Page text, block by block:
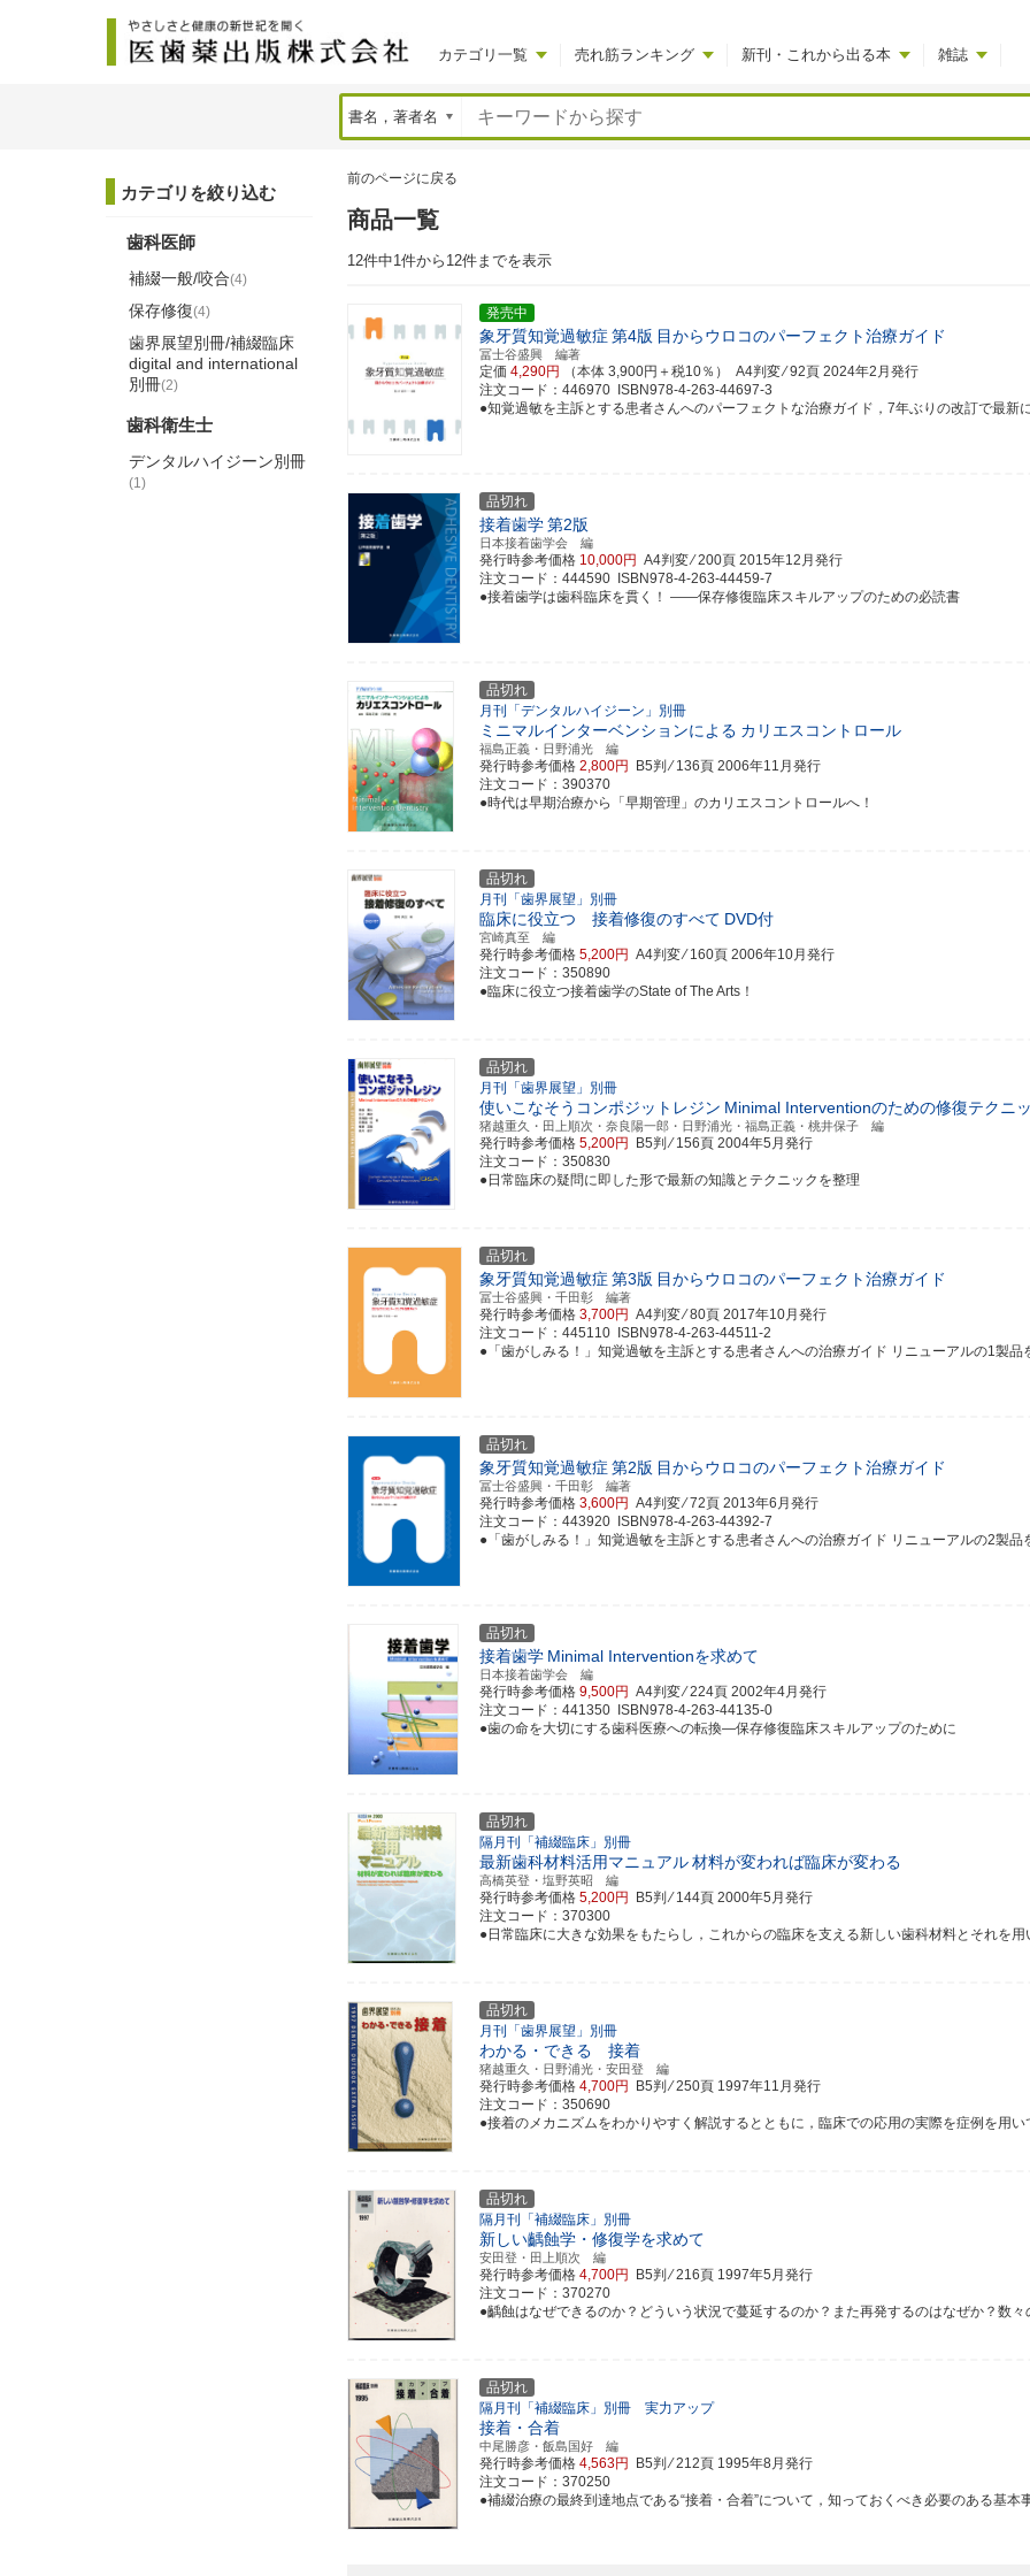
カテゴリ一覧 売れ筋ランキング 新刊・これから出る本 雑誌
前のページに戻る
商品一覧
12件中1件から12件までを表示
発売中
象牙質知覚過敏症 第4版 目からウロコのパーフェクト治療ガイド
冨士谷盛興 編著
定価 4,290円 （本体 3,900円＋税10％） A4判変 ⁄ 92頁 2024年2月発行
注文コード：446970 ISBN978-4-263-44697-3
●知覚過敏を主訴とする患者さんへのパーフェクトな治療ガイド，7年ぶりの改訂で最新
品切れ
接着歯学第2版
日本接着歯学会 編
発行時参考価格 10,000円 A4判変 ⁄ 200頁 2015年12月発行
注文コード：444590 ISBN978-4-263-44459-7
●接着歯学は歯科臨床を貫く！ ――保存修復臨床スキルアップのための必読書
品切れ
月刊「デンタルハイジーン」別冊
ミニマルインターベンションによる カリエスコントロール
福島正義・日野浦光 編
発行時参考価格 2,800円 B5判 ⁄ 136頁 2006年11月発行
注文コード：390370
●時代は早期治療から「早期管理」のカリエスコントロールへ！
品切れ
月刊「歯界展望」別冊
臨床に役立つ 接着修復のすべて DVD付
宮崎真至 編
発行時参考価格 5,200円 A4判変 ⁄ 160頁 2006年10月発行
注文コード：350890
●臨床に役立つ接着歯学のState of The Arts！
品切れ
月刊「歯界展望」別冊
使いこなそうコンポジットレジン Minimal Interventionのための修復テクニ
猪越重久・田上順次・奈良陽一郎・日野浦光・福島正義・桃井保子 編
発行時参考価格 5,200円 B5判 ⁄ 156頁 2004年5月発行
注文コード：350830
●日常臨床の疑問に即した形で最新の知識とテクニックを整理
品切れ
象牙質知覚過敏症 第3版 目からウロコのパーフェクト治療ガイド
冨士谷盛興・千田彰 編著
発行時参考価格 3,700円 A4判変 ⁄ 80頁 2017年10月発行
注文コード：445110 ISBN978-4-263-44511-2
●「歯がしみる！」知覚過敏を主訴とする患者さんへの治療ガイド リニューアルの1製品
品切れ
象牙質知覚過敏症 第2版 目からウロコのパーフェクト治療ガイド
冨士谷盛興・千田彰 編著
発行時参考価格 3,600円 A4判変 ⁄ 72頁 2013年6月発行
注文コード：443920 ISBN978-4-263-44392-7
●「歯がしみる！」知覚過敏を主訴とする患者さんへの治療ガイド リニューアルの2製品
品切れ
接着歯学 Minimal Interventionを求めて
日本接着歯学会 編
発行時参考価格 9,500円 A4判変 ⁄ 224頁 2002年4月発行
注文コード：441350 ISBN978-4-263-44135-0
●歯の命を大切にする歯科医療への転換―保存修復臨床スキルアップのために
品切れ
隔月刊「補綴臨床」別冊
最新歯科材料活用マニュアル材料が変われば臨床が変わる
高橋英登・塩野英昭 編
発行時参考価格 5,200円 B5判 ⁄ 144頁 2000年5月発行
注文コード：370300
●日常臨床に大きな効果をもたらし，これからの臨床を支える新しい歯科材料とそれを
品切れ
月刊「歯界展望」別冊
わかる・できる 接着
猪越重久・日野浦光・安田登 編
発行時参考価格 4,700円 B5判 ⁄ 250頁 1997年11月発行
注文コード：350690
●接着のメカニズムをわかりやすく解説するとともに，臨床での応用の実際を症例を用
品切れ
隔月刊「補綴臨床」別冊
新しい齲蝕学・修復学を求めて
安田登・田上順次 編
発行時参考価格 4,700円 B5判 ⁄ 216頁 1997年5月発行
注文コード：370270
●齲蝕はなぜできるのか？どういう状況で蔓延するのか？また再発するのはなぜか？数
品切れ
隔月刊「補綴臨床」別冊 実力アップ
接着・合着
中尾勝彦・飯島国好 編
発行時参考価格 4,563円 B5判 ⁄ 212頁 1995年8月発行
注文コード：370250
●補綴治療の最終到達地点である“接着・合着”について，知っておくべき必要のある基本
カテゴリを絞り込む
歯科医師
補綴一般/咬合(4)
保存修復(4)
歯界展望別冊/補綴臨床
digital and international
別冊(2)
歯科衛生士
デンタルハイジーン別冊
(1)